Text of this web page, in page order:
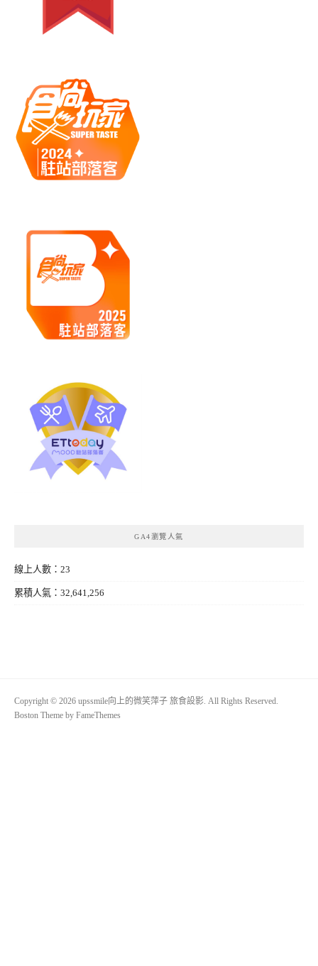
GA4瀏覽人氣
線上人數：23
累積人氣：32,641,256
Copyright © 2026 upssmile向上的微笑萍子 旅食設影. All Rights Reserved.
Boston Theme by FameThemes